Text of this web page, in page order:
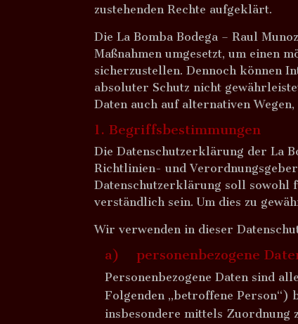
zustehenden Rechte aufgeklärt.
Die La Bomba Bodega – Raul
Maßnahmen umgesetzt, um einen
sicherzustellen. Dennoch können
absoluter Schutz nicht
Daten auch auf alternativen
1. Begriffsbestimmungen
Die Datenschutzerklärung der La
Richtlinien- und
Datenschutzerklärung soll sowohl
verständlich sein. Um dies zu
Wir verwenden in dieser
a) personenbezogene
Personenbezogene Daten sind
Folgenden „betroffene
insbesondere mittels Zuordnung